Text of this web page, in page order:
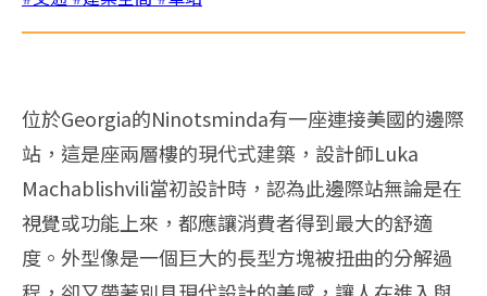
位於Georgia的Ninotsminda有一座連接美國的邊際
站，這是座兩層樓的現代式建築，設計師Luka
Machablishvili當初設計時，認為此邊際站無論是在
視覺或功能上來，都應讓消費者得到最大的舒適
度。外型像是一個巨大的長型方塊被扭曲的分解過